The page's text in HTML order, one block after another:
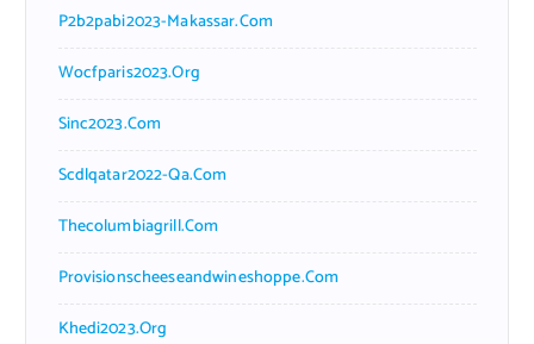
P2b2pabi2023-Makassar.com
Wocfparis2023.org
Sinc2023.com
Scdlqatar2022-Qa.com
Thecolumbiagrill.com
Provisionscheeseandwineshoppe.com
Khedi2023.org